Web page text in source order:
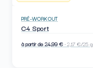
PRÉ-WORKOUT
C4 Sport
à partir de 24,99 €· 2,17 €/25 g